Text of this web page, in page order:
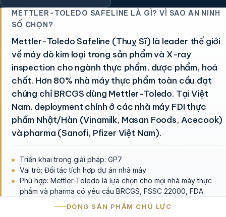
METTLER-TOLEDO SAFELINE LÀ GÌ? VÌ SAO AN NINH
SỐ CHỌN?
Mettler-Toledo Safeline (Thuỵ Sĩ) là leader thế giới
về máy dò kim loại trong sản phẩm và X-ray
inspection cho ngành thực phẩm, dược phẩm, hoá
chất. Hơn 80% nhà máy thực phẩm toàn cầu đạt
chứng chỉ BRCGS dùng Mettler-Toledo. Tại Việt
Nam, deployment chính ở các nhà máy FDI thực
phẩm Nhật/Hàn (Vinamilk, Masan Foods, Acecook)
và pharma (Sanofi, Pfizer Việt Nam).
Triển khai trong giải pháp: GP7
Vai trò: Đối tác tích hợp dự án nhà máy
Phù hợp: Mettler-Toledo là lựa chọn cho mọi nhà máy thực
phẩm và pharma có yêu cầu BRCGS, FSSC 22000, FDA
DÒNG SẢN PHẨM CHỦ LỰC